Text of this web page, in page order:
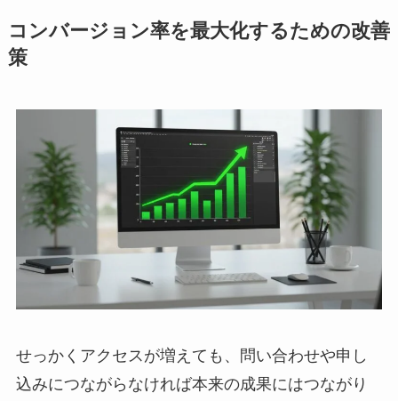
コンバージョン率を最大化するための改善
策
せっかくアクセスが増えても、問い合わせや申し
込みにつながらなければ本来の成果にはつながり